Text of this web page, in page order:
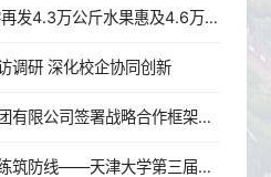
果香绵延25载，天津大学再发4.3万公斤水果惠及4.6万学子
调研 深化校企协同创新
天津大学与中国核工业集团有限公司签署战略合作框架协议
以赛促学强技能，以赛促练筑防线——天津大学第三届实验室安全技能大赛成功举办